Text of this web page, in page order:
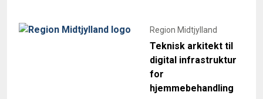
Region Midtjylland
Teknisk arkitekt til
digital infrastruktur
for
hjemmebehandling